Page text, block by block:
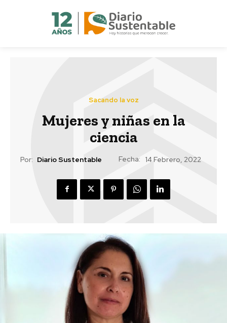
Sacando la voz
Mujeres y niñas en la
ciencia
Por: Diario Sustentable Fecha: 14 Febrero, 2022